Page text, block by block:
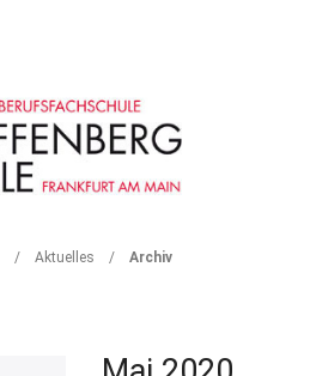
/ Aktuelles / Archiv